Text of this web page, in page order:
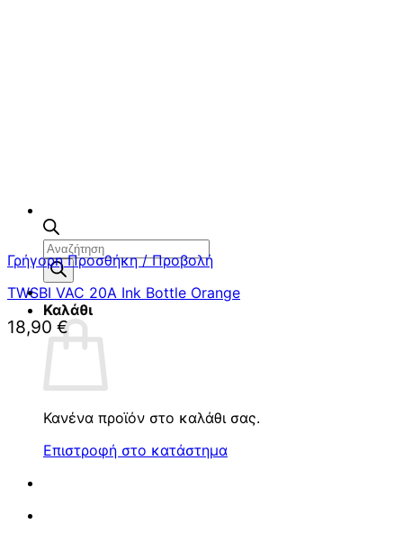
Αναζήτηση
προϊόντων
Καλάθι
Κανένα προϊόν στο καλάθι σας.
Επιστροφή στο κατάστημα
Γρήγορη Προσθήκη / Προβολή
TWSBI VAC 20A Ink Bottle Orange
18,90 €